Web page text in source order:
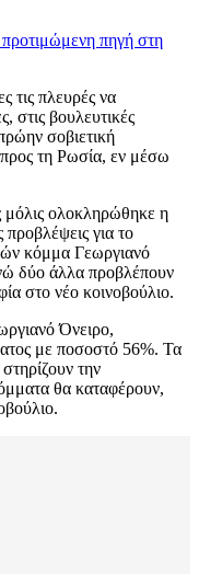
πηγή στη
τις πλευρές να
στις βουλευτικές
σοβιετική
τη Ρωσία, εν μέσω
μόλις ολοκληρώθηκε η
για το
κόμμα Γεωργιανό
δύο άλλα προβλέπουν
στο νέο κοινοβούλιο.
Όνειρο,
με ποσοστό 56%. Τα
την
θα καταφέρουν,